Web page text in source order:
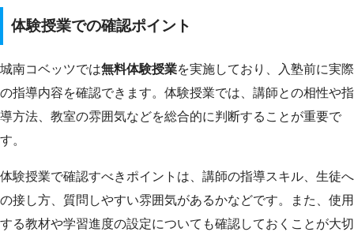
体験授業での確認ポイント
城南コベッツでは無料体験授業を実施しており、入塾前に実際
の指導内容を確認できます。体験授業では、講師との相性や指
導方法、教室の雰囲気などを総合的に判断することが重要で
す。
体験授業で確認すべきポイントは、講師の指導スキル、生徒へ
の接し方、質問しやすい雰囲気があるかなどです。また、使用
する教材や学習進度の設定についても確認しておくことが大切